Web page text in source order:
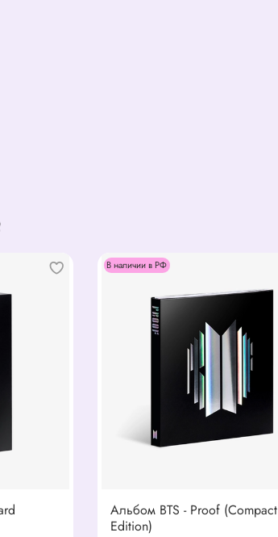
В наличии в РФ
Альбом BTS - Proof (Compact
Edition)